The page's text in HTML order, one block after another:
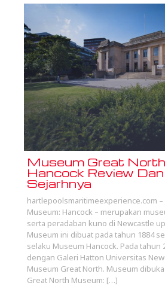
Museum Great
Hancock Review
Sejarhnya
hartlepoolsmaritimeexperience.com
Museum: Hancock – merupakan
serta peradaban kuno di Newcastle
Museum ini dibuat pada tahun 1884
selaku Museum Hancock. Pada tahun
dengan Galeri Hatton Universitas
Museum Great North. Museum
Great North Museum: […]